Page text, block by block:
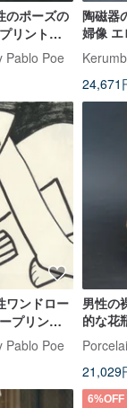
のポーズの
リント、
ダンエロ
Pablo Poe
陶磁器
婦像
24,671
ワンドロー
プリン
、モダン
Pablo Poe
男性の
的な花
體
21,029
6%OFF